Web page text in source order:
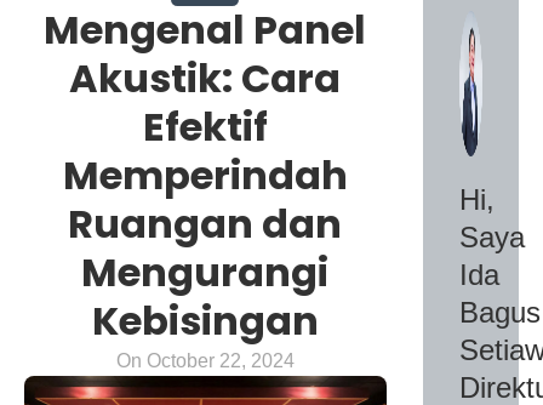
Mengenal Panel
Akustik: Cara
Efektif
Memperindah
Ruangan dan
Mengurangi
Kebisingan
On October 22, 2024
Hi,
Saya
Ida
Bagus